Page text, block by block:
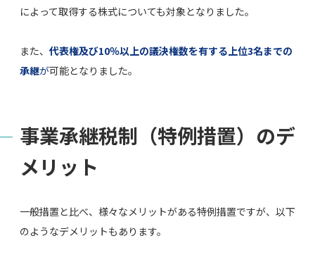
によって取得する株式についても対象となりました。
また、 代表権及び10％以上の議決権数を有する上位3名までの
承継が可能となりました。
事業承継税制（特例措置）のデ
メリット
一般措置と比べ、様々なメリットがある特例措置ですが、以下
のようなデメリットもあります。